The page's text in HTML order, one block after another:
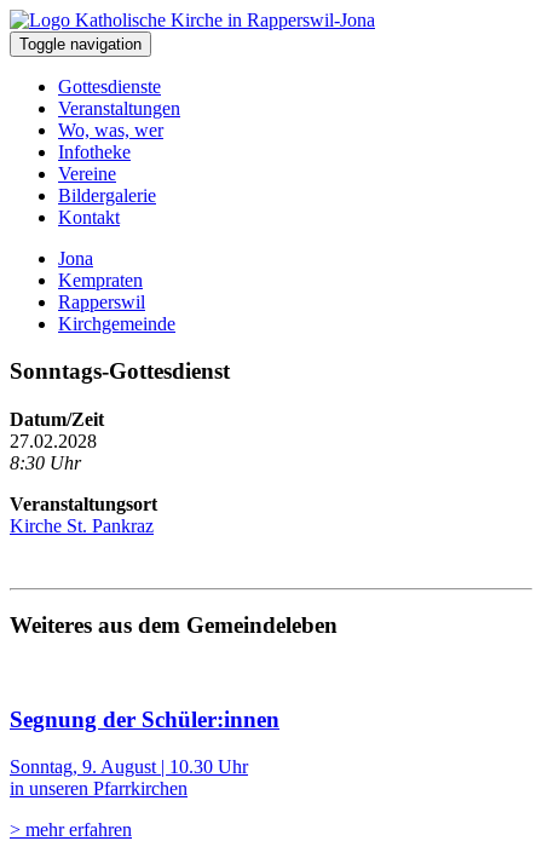
Toggle navigation
Gottesdienste
Veranstaltungen
Wo, was, wer
Infotheke
Vereine
Bildergalerie
Kontakt
Jona
Kempraten
Rapperswil
Kirchgemeinde
Sonntags-Gottesdienst
Datum/Zeit
27.02.2028
8:30 Uhr
Veranstaltungsort
Kirche St. Pankraz
Weiteres aus dem Gemeindeleben
Segnung der Schüler:innen
Sonntag, 9. August | 10.30 Uhr
in unseren Pfarrkirchen
> mehr erfahren